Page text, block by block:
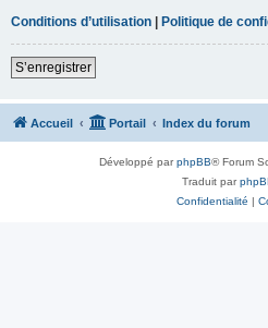
Conditions d’utilisation | Politique de
S’enregistrer
Accueil Portail Index du forum
Développé parphpBB® Forum
Traduit par
Confidentialité |